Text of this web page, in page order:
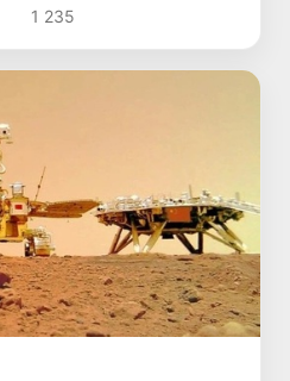
1 235